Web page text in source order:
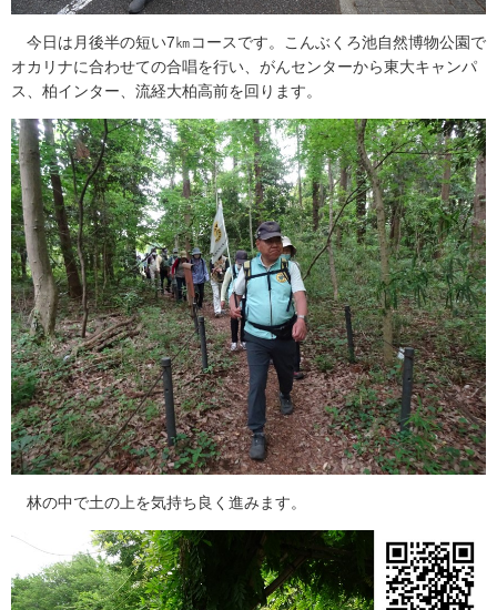
今日は月後半の短い7㎞コースです。こんぶくろ池自然博物公園で
オカリナに合わせての合唱を行い、がんセンターから東大キャンパ
ス、柏インター、流経大柏高前を回ります。
林の中で土の上を気持ち良く進みます。